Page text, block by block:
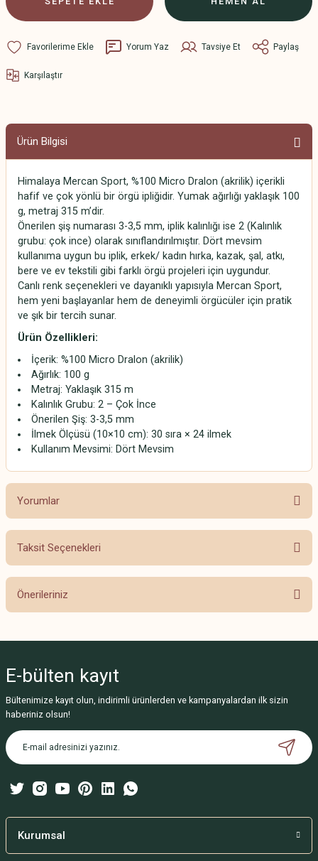
Yorum Yaz Tavsiye Et Paylaş
Karşılaştır
Ürün Bilgisi
Himalaya Mercan Sport, %100 Micro Dralon (akrilik) içerikli
hafif ve çok yönlü bir örgü ipliğidir. Yumak ağırlığı yaklaşık 100
g, metraj 315 m’dir.
Önerilen şiş numarası 3-3,5 mm, iplik kalınlığı ise 2 (Kalınlık
grubu: çok ince) olarak sınıflandırılmıştır. Dört mevsim
kullanıma uygun bu iplik, erkek/ kadın hırka, kazak, şal, atkı,
bere ve ev tekstili gibi farklı örgü projeleri için uygundur.
Canlı renk seçenekleri ve dayanıklı yapısıyla Mercan Sport,
hem yeni başlayanlar hem de deneyimli örgücüler için pratik
ve şık bir tercih sunar.
Ürün Özellikleri:
İçerik: %100 Micro Dralon (akrilik)
Ağırlık: 100 g
Metraj: Yaklaşık 315 m
Kalınlık Grubu: 2 – Çok İnce
Önerilen Şiş: 3-3,5 mm
İlmek Ölçüsü (10×10 cm): 30 sıra × 24 ilmek
Kullanım Mevsimi: Dört Mevsim
Yorumlar
Bu ürüne ilk yorumu siz yapın!
Taksit Seçenekleri
Önerileriniz
Görüş ve önerileriniz için teşekkür ederiz.
Ürün resmi kalitesiz, bozuk veya görüntülenemiyor.
Ürün açıklamasında eksik bilgiler bulunuyor.
Ürün bilgilerinde hatalar bulunuyor.
Bu ürüne benzer farklı alternatifler olmalı.
E-bülten kayıt
Bültenimize kayıt olun, indirimli ürünlerden ve kampanyalardan ilk sizin
haberiniz olsun!
Kurumsal